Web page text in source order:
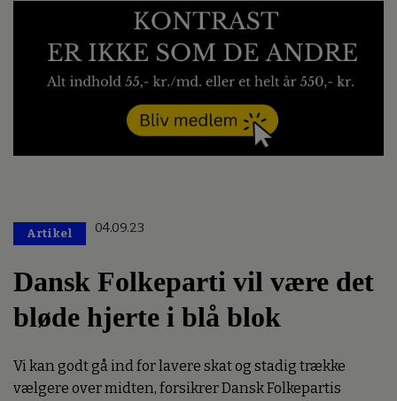
Artikel 04.09.23
Dansk Folkeparti vil være det
bløde hjerte i blå blok
Vi kan godt gå ind for lavere skat og stadig trække
vælgere over midten, forsikrer Dansk Folkepartis